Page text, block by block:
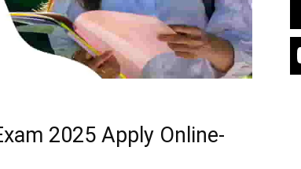
2025 Apply Online-